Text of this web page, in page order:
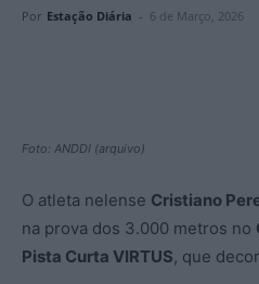
Por Estação Diária - 6 de Março, 2026
Foto: ANDDI (arquivo)
O atleta nelense Cristiano
na prova dos 3.000 metros no
Pista Curta VIRTUS, que